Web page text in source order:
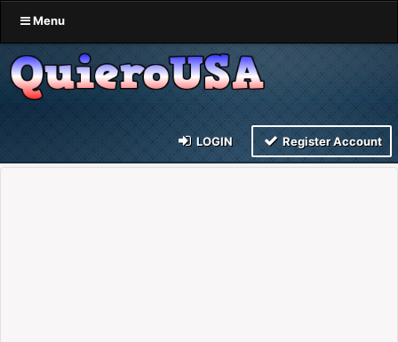
Menu
LOGIN Register Account